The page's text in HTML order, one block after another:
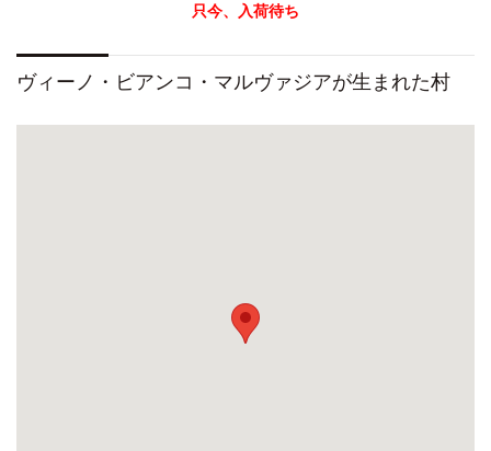
只今、入荷待ち
ヴィーノ・ビアンコ・マルヴァジアが生まれた村